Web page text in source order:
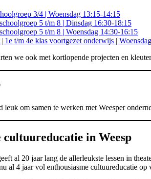
3/4 | Woensdag 13:15-14:15
5 t/m 8 | Dinsdag 16:30-18:15
5 t/m 8 | Woensdag 14:30-16:15
1e t/m 4e klas voortgezet onderwijs |
we ook met kortlopende projecten en
leuk om samen te werken met Weesper
cultuureducatie in Weesp
al 20 jaar lang de allerleukste lessen in
al 4 jaar vol enthousiasme cultuureducatie